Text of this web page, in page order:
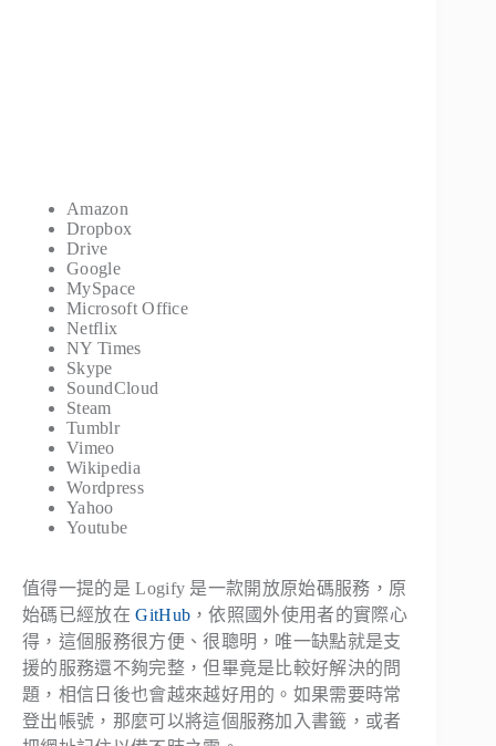
Amazon
Dropbox
Drive
Google
MySpace
Microsoft Office
Netflix
NY Times
Skype
SoundCloud
Steam
Tumblr
Vimeo
Wikipedia
Wordpress
Yahoo
Youtube
值得一提的是 Logify 是一款開放原始碼服務，原
始碼已經放在GitHub ，依照國外使用者的實際心
得，這個服務很方便、很聰明，唯一缺點就是支
援的服務還不夠完整，但畢竟是比較好解決的問
題，相信日後也會越來越好用的。如果需要時常
登出帳號，那麼可以將這個服務加入書籤，或者